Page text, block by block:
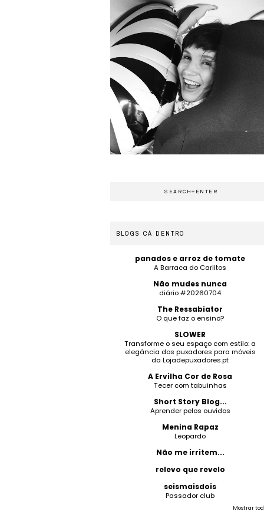
BLOGS CÁ DENTRO
panados e arroz de tomate
A Barraca do Carlitos
Não mudes nunca
diário #20260704
The Ressabiator
O que faz o ensino?
SLOWER
Transforme o seu espaço com estilo: a
elegância dos puxadores para móveis
da Lojadepuxadores.pt
A Ervilha Cor de Rosa
Tecer com tabuinhas
Short Story Blog...
Aprender pelos ouvidos
Menina Rapaz
Leopardo
Não me irritem...
relevo que revelo
seismaisdois
Passador club
Mostrar